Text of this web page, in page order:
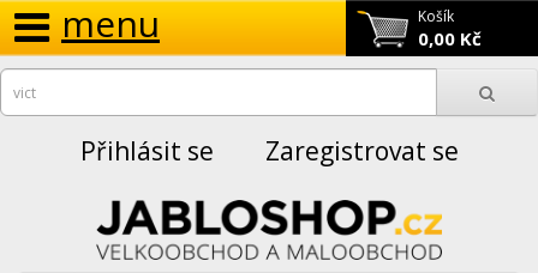
Košík
0,00 Kč
menu
Přihlásit se Zaregistrovat se